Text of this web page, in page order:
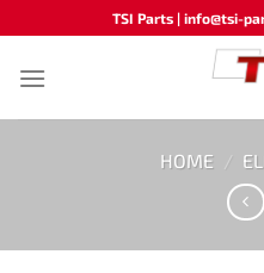
naar
inhoud
TSI Parts | info@tsi-
HOME /